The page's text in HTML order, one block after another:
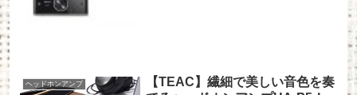
ヘッドホンアンプ
【TEAC】繊細で美しい音色を奏